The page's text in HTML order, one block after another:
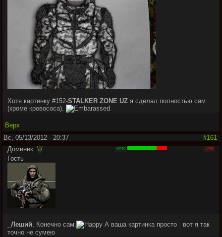
Хотя картинку #152-STALKER ZONE UZ я сделал полностью сам
(кроме кровососа).
Верх
Вс, 05/13/2012 - 20:37
#161
Доминик \|/
Гость
+6210 -2361
_Леший, Конечно сам. А ваша картинка просто
вот я так
точно не сумею